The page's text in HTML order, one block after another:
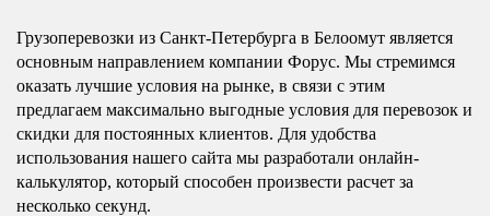
Грузоперевозки из Санкт-Петербурга в Белоомут является
основным направлением компании Форус. Мы стремимся
оказать лучшие условия на рынке, в связи с этим
предлагаем максимально выгодные условия для перевозок и
скидки для постоянных клиентов. Для удобства
использования нашего сайта мы разработали онлайн-
калькулятор, который способен произвести расчет за
несколько секунд.